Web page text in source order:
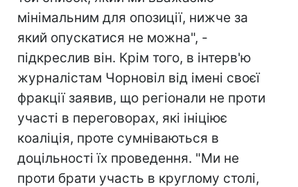
мінімальним для опозиції, нижче за
який опускатися не можна", -
підкреслив він. Крім того, в інтерв'ю
журналістам Чорновіл від імені своєї
фракції заявив, що регіонали не проти
участі в переговорах, які ініціює
коаліція, проте сумніваються в
доцільності їх проведення. "Ми не
проти брати участь в круглому столі,